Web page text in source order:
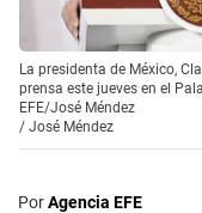
La presidenta de México,
prensa este jueves en el
EFE/José Méndez
/ José Méndez
PorAgencia EFE